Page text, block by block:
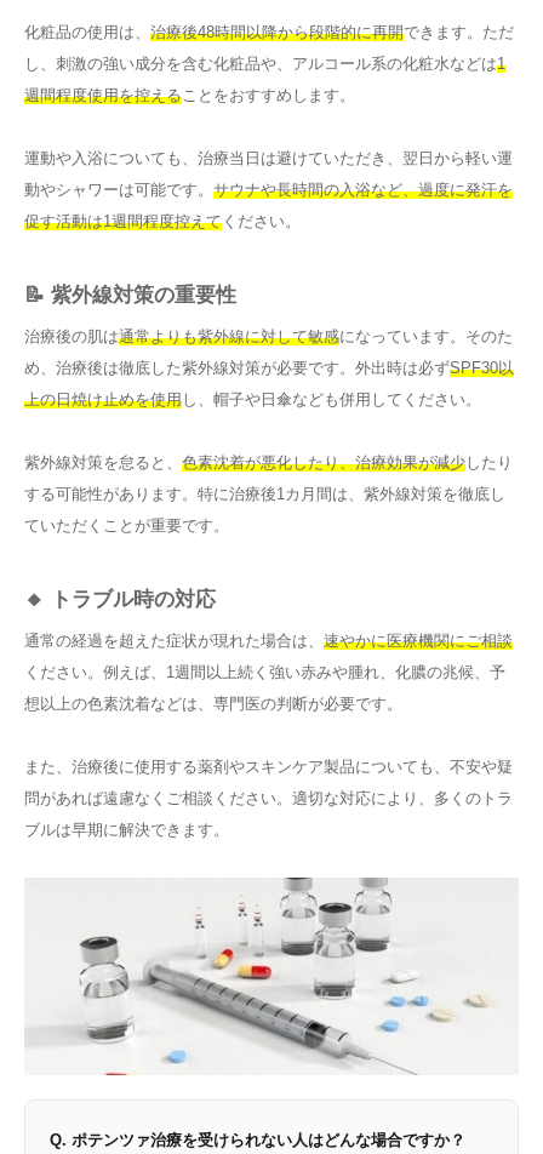
化粧品の使用は、 治療後48時間以降から段階的に再開できます。ただ
し、刺激の強い成分を含む化粧品や、アルコール系の化粧水などは1
週間程度使用を控えることをおすすめします。
運動や入浴についても、治療当日は避けていただき、翌日から軽い運
動やシャワーは可能です。 サウナや長時間の入浴など、過度に発汗を
促す活動は1週間程度控えて ください。
📝 紫外線対策の重要性
治療後の肌は通常よりも紫外線に対して敏感になっています。そのた
め、治療後は徹底した紫外線対策が必要です。外出時は必ずSPF30以
上の日焼け止めを使用 し、帽子や日傘なども併用してください。
紫外線対策を怠ると、 色素沈着が悪化したり、治療効果が減少 したり
する可能性があります。特に治療後1カ月間は、紫外線対策を徹底し
ていただくことが重要です。
🔸 トラブル時の対応
通常の経過を超えた症状が現れた場合は、 速やかに医療機関にご相談
ください。例えば、1週間以上続く強い赤みや腫れ、化膿の兆候、予
想以上の色素沈着などは、専門医の判断が必要です。
また、治療後に使用する薬剤やスキンケア製品についても、不安や疑
問があれば遠慮なくご相談ください。適切な対応により、多くのトラ
ブルは早期に解決できます。
Q. ポテンツァ治療を受けられない人はどんな場合ですか？